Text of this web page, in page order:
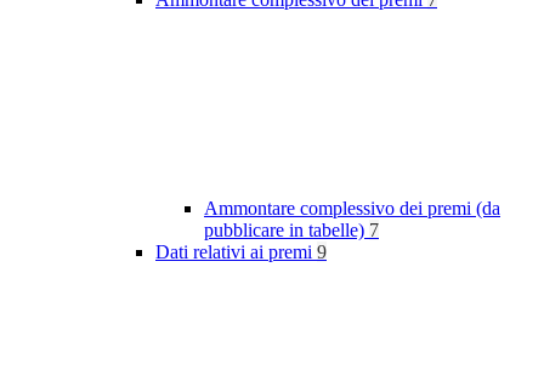
Ammontare complessivo dei premi (da
pubblicare in tabelle) 7
Dati relativi ai premi 9